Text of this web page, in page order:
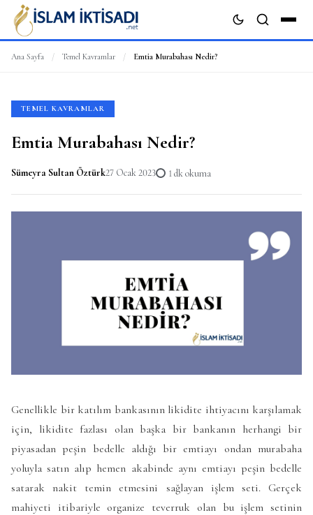
Ana Sayfa / Temel Kavramlar / Emtia Murabahası Nedir?
TEMEL KAVRAMLAR
Emtia Murabahası Nedir?
Sümeyra Sultan Öztürk27 Ocak 2023 1 dk okuma
Genellikle bir katılım bankasının likidite ihtiyacını karşılamak
için, likidite fazlası olan başka bir bankanın herhangi bir
piyasadan peşin bedelle aldığı bir emtiayı ondan murabaha
yoluyla satın alıp hemen akabinde aynı emtiayı peşin bedelle
satarak nakit temin etmesini sağlayan işlem seti. Gerçek
mahiyeti itibariyle organize teverruk olan bu işlem setinin